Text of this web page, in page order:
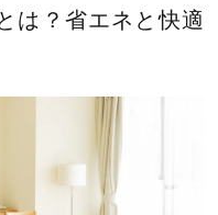
は？省エネと快適